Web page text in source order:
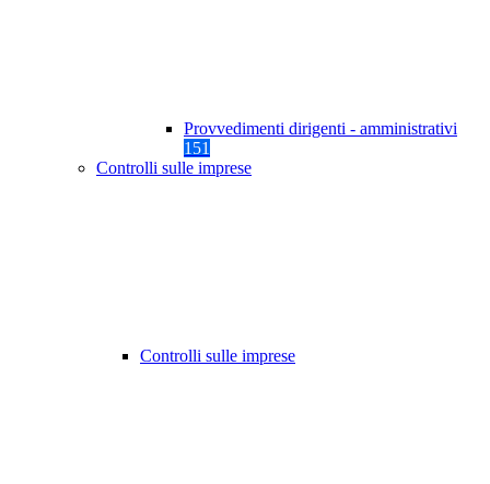
Provvedimenti dirigenti - amministrativi
151
Controlli sulle imprese
Controlli sulle imprese